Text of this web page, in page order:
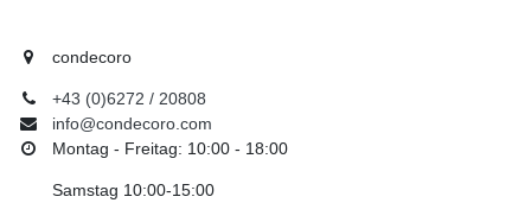
condecoro
+43 (0)6272 / 20808
info@condecoro.com
Montag - Freitag: 10:00 - 18:00
Samstag 10:00-15:00